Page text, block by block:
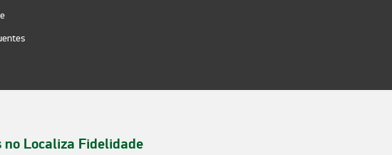
Localiza Fidelidade